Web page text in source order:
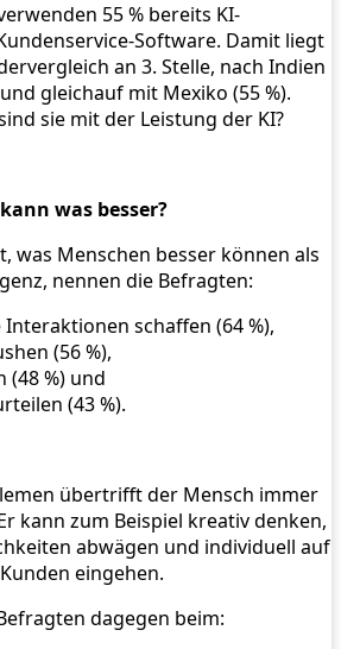
55 % bereits KI-
Software. Damit liegt
an 3. Stelle, nach Indien
gleichauf mit Mexiko (55 %).
sie mit der Leistung der KI?
was besser?
was Menschen besser können als
nennen die Befragten:
schaffen (64 %),
(56 %),
(48 %) und
(43 %).
übertrifft der Mensch immer
kann zum Beispiel kreativ denken,
abwägen und individuell auf
eingehen.
dagegen beim: